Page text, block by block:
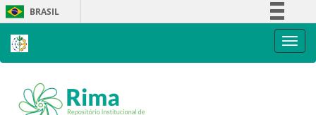
Skip
navigation
BRASIL